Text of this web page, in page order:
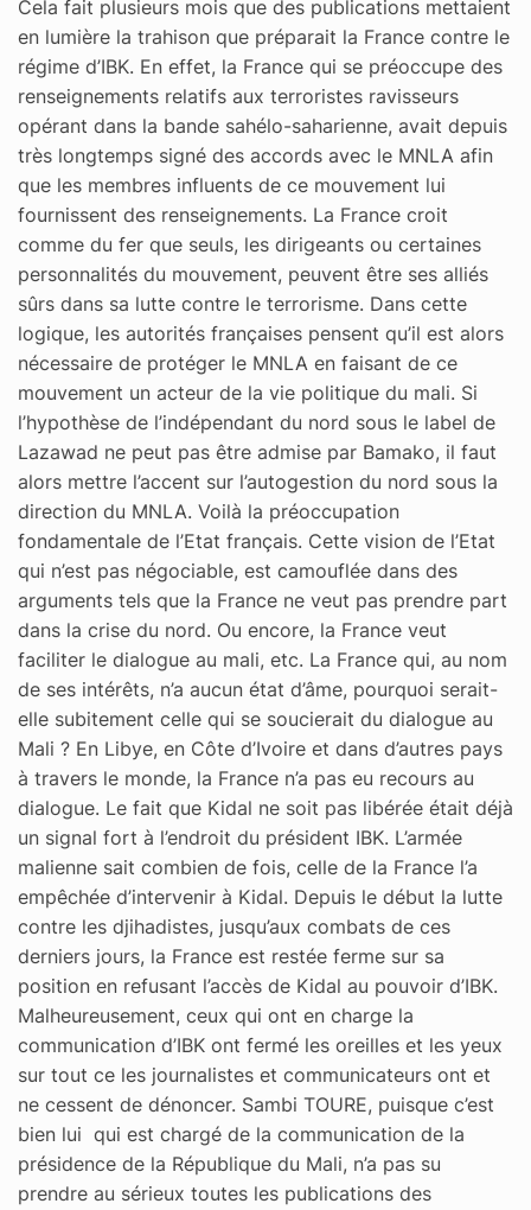
Cela fait plusieurs mois que des publications mettaient
en lumière la trahison que préparait la France contre le
régime d’IBK. En effet, la France qui se préoccupe des
renseignements relatifs aux terroristes ravisseurs
opérant dans la bande sahélo-saharienne, avait depuis
très longtemps signé des accords avec le MNLA afin
que les membres influents de ce mouvement lui
fournissent des renseignements. La France croit
comme du fer que seuls, les dirigeants ou certaines
personnalités du mouvement, peuvent être ses alliés
sûrs dans sa lutte contre le terrorisme. Dans cette
logique, les autorités françaises pensent qu’il est alors
nécessaire de protéger le MNLA en faisant de ce
mouvement un acteur de la vie politique du mali. Si
l’hypothèse de l’indépendant du nord sous le label de
Lazawad ne peut pas être admise par Bamako, il faut
alors mettre l’accent sur l’autogestion du nord sous la
direction du MNLA. Voilà la préoccupation
fondamentale de l’Etat français. Cette vision de l’Etat
qui n’est pas négociable, est camouflée dans des
arguments tels que la France ne veut pas prendre part
dans la crise du nord. Ou encore, la France veut
faciliter le dialogue au mali, etc. La France qui, au nom
de ses intérêts, n’a aucun état d’âme, pourquoi serait-
elle subitement celle qui se soucierait du dialogue au
Mali ? En Libye, en Côte d’Ivoire et dans d’autres pays
à travers le monde, la France n’a pas eu recours au
dialogue. Le fait que Kidal ne soit pas libérée était déjà
un signal fort à l’endroit du président IBK. L’armée
malienne sait combien de fois, celle de la France l’a
empêchée d’intervenir à Kidal. Depuis le début la lutte
contre les djihadistes, jusqu’aux combats de ces
derniers jours, la France est restée ferme sur sa
position en refusant l’accès de Kidal au pouvoir d’IBK.
Malheureusement, ceux qui ont en charge la
communication d’IBK ont fermé les oreilles et les yeux
sur tout ce les journalistes et communicateurs ont et
ne cessent de dénoncer. Sambi TOURE, puisque c’est
bien lui qui est chargé de la communication de la
présidence de la République du Mali, n’a pas su
prendre au sérieux toutes les publications des